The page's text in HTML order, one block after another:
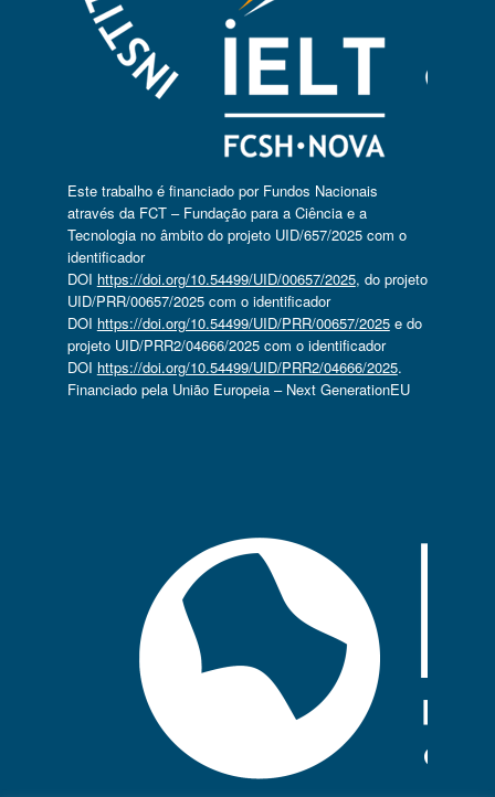
Este trabalho é financiado por Fundos Nacionais
através da FCT – Fundação para a Ciência e a
Tecnologia no âmbito do projeto UID/657/2025 com o
identificador
DOI https://doi.org/10.54499/UID/00657/2025, do projeto
UID/PRR/00657/2025 com o identificador
DOI https://doi.org/10.54499/UID/PRR/00657/2025e do
projeto UID/PRR2/04666/2025 com o identificador
DOI https://doi.org/10.54499/UID/PRR2/04666/2025.
Financiado pela União Europeia – Next GenerationEU